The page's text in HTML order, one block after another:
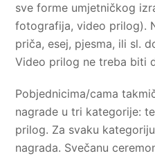
sve forme umjetničkog
fotografija, video prilog).
priča, esej, pjesma, ili sl.
Video prilog ne treba biti
Pobjednicima/cama
nagrade u tri kategorije:
prilog. Za svaku
nagrada. Svečanu